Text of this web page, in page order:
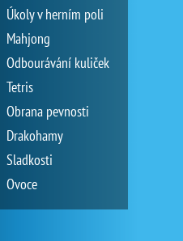
Úkoly v herním poli
Mahjong
Odbourávání kuliček
Tetris
Obrana pevnosti
Drakohamy
Sladkosti
Ovoce